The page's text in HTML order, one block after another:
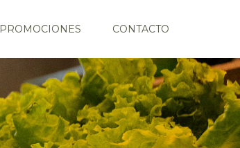
PROMOCIONES CONTACTO